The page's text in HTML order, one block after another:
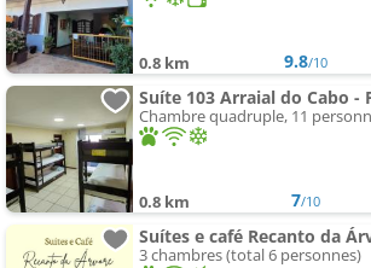
0.8 km 9.8/10
Suíte 103 Arraial do Cabo -
Chambre quadruple, 11
0.8 km 7/10
Suítes e café Recanto da
3 chambres (total 6 personnes)